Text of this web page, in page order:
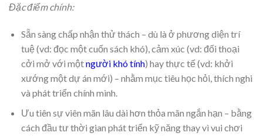
Đặc điểm chính:
Sẵn sàng chấp nhận thử thách – dù là ở phương diện trí
tuệ (vd: đọc một cuốn sách khó), cảm xúc (vd: đối thoại
cởi mở với mộtngười khó tính) hay thực tế (vd: khởi
xướng một dự án mới) – nhằm mục tiêu học hỏi, thích nghi
và phát triển chính mình.
Ưu tiên sự viên mãn lâu dài hơn thỏa mãn ngắn hạn – bằng
cách đầu tư thời gian phát triển kỹ năng thay vì vui chơi